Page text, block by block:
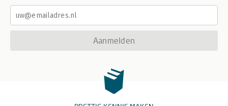
Aanmelden